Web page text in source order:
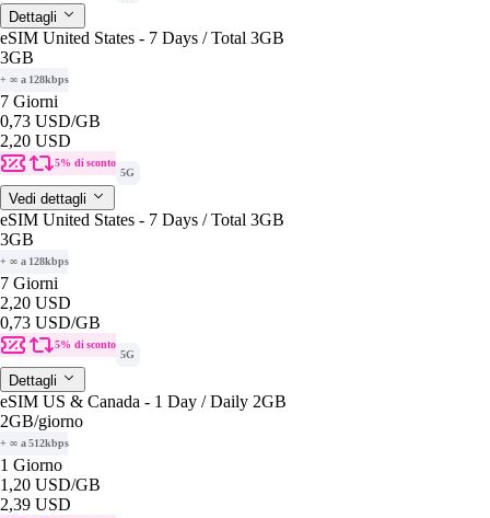
Dettagli
eSIM United States - 7 Days / Total 3GB
3GB
+ ∞ a 128kbps
7 Giorni
0,73 USD/GB
2,20 USD
5% di sconto
5G
Vedi dettagli
eSIM United States - 7 Days / Total 3GB
3GB
+ ∞ a 128kbps
7 Giorni
2,20 USD
0,73 USD/GB
5% di sconto
5G
Dettagli
eSIM US & Canada - 1 Day / Daily 2GB
2GB/giorno
+ ∞ a 512kbps
1 Giorno
1,20 USD/GB
2,39 USD